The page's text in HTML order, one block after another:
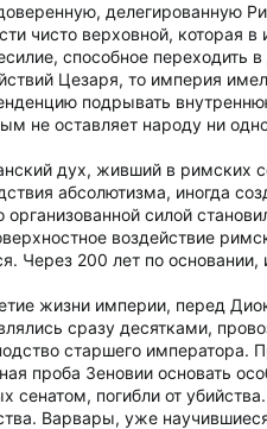
делегированную
чисто верховной, которая
способное переходить
Цезаря, то империя
подрывать
не оставляет народу ни
дух, живший в римских
абсолютизма, иногда
организованной силой
воздействие
Через 200 лет по
жизни империи, перед
сразу десятками,
старшего
проба Зеновии основать
сенатом, погибли от
Варвары, уже